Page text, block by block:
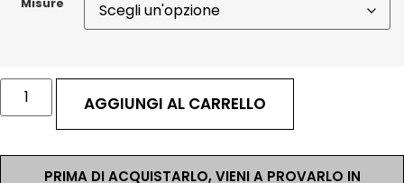
Misure
AGGIUNGI AL CARRELLO
PRIMA DI ACQUISTARLO, VIENI A PROVARLO IN